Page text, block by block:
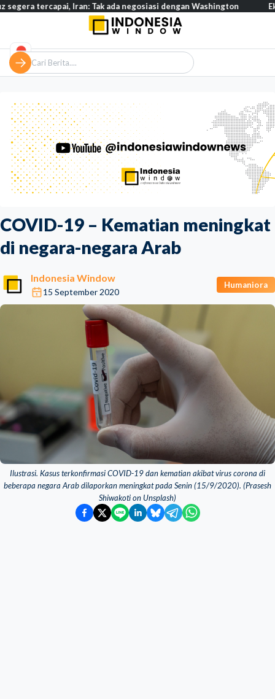
COVID-19 – Kematian meningkat
di negara-negara Arab
Indonesia Window
15 September 2020
Humaniora
Ilustrasi. Kasus terkonfirmasi COVID-19 dan kematian akibat virus corona di
beberapa negara Arab dilaporkan meningkat pada Senin (15/9/2020). (Prasesh
Shiwakoti on Unsplash)
Iran: Tak ada negosiasi dengan Washington Eksodus